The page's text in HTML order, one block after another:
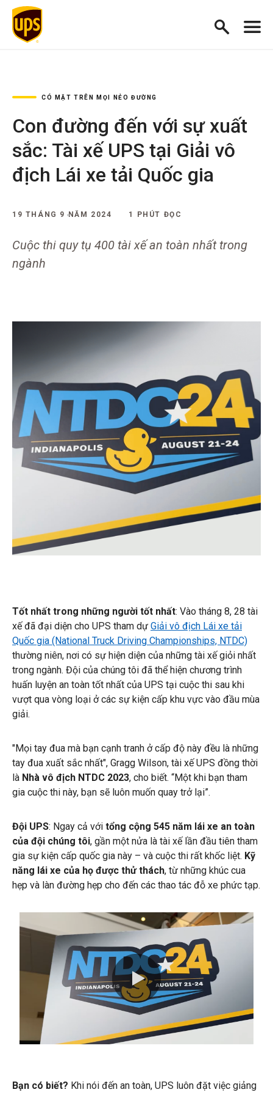
CÓ MẶT TRÊN MỌI NẺO ĐƯỜNG
Con đường đến với sự xuất
sắc: Tài xế UPS tại Giải vô
địch Lái xe tải Quốc gia
19 THÁNG 9 NĂM 2024 1 PHÚT ĐỌC
Cuộc thi quy tụ 400 tài xế an toàn nhất trong
ngành
Tốt nhất trong những người tốt nhất: Vào tháng 8, 28 tài
xế đã đại diện cho UPS tham dự Giải vô địch Lái xe tải
Quốc gia (National Truck Driving Championships, NTDC)
thường niên, nơi có sự hiện diện của những tài xế giỏi nhất
trong ngành. Đội của chúng tôi đã thể hiện chương trình
huấn luyện an toàn tốt nhất của UPS tại cuộc thi sau khi
vượt qua vòng loại ở các sự kiện cấp khu vực vào đầu mùa
giải.
"Mọi tay đua mà bạn cạnh tranh ở cấp độ này đều là những
tay đua xuất sắc nhất", Gragg Wilson, tài xế UPS đồng thời
là Nhà vô địch NTDC 2023, cho biết. “Một khi bạn tham
gia cuộc thi này, bạn sẽ luôn muốn quay trở lại”.
Đội UPS: Ngay cả với tổng cộng 545 năm lái xe an toàn
của đội chúng tôi, gần một nửa là tài xế lần đầu tiên tham
gia sự kiện cấp quốc gia này – và cuộc thi rất khốc liệt. Kỹ
năng lái xe của họ được thử thách, từ những khúc cua
hẹp và làn đường hẹp cho đến các thao tác đỗ xe phức tạp.
0:00 / 1:12
Bạn có biết? Khi nói đến an toàn, UPS luôn đặt việc giảng